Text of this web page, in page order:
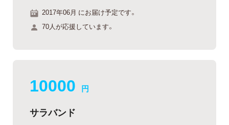
2017年06月 にお届け予定です。
70人が応援しています。
10000 円
サラバンド